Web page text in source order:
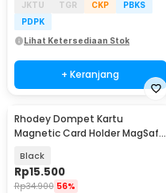
JKTU
TGR CKP
PBKS
PDPK
Lihat Ketersediaan Stok
+ Keranjang
Rhodey Dompet Kartu
Magnetic Card Holder MagSafe
Black
Rp15.500
Rp34.900 56%